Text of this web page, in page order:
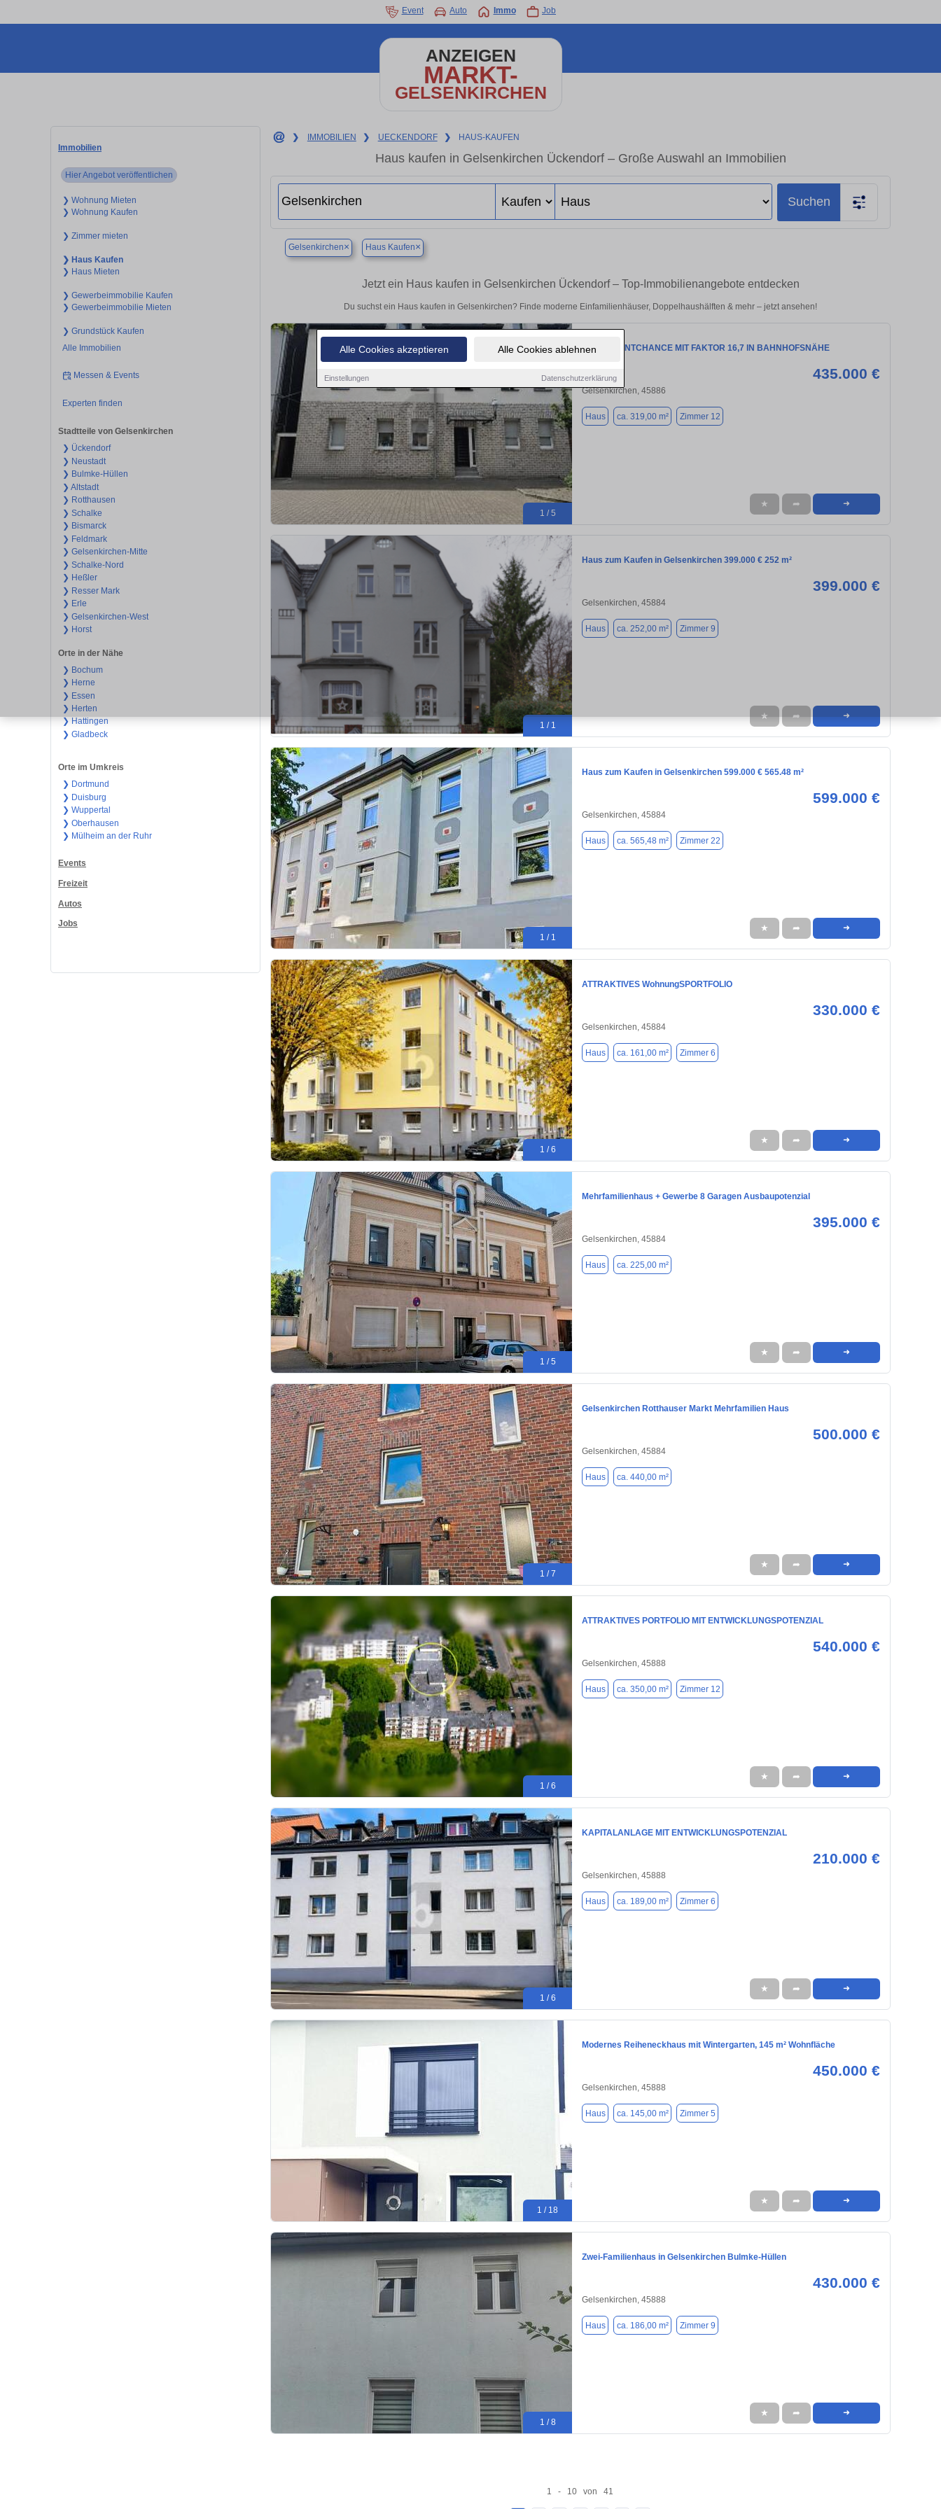
Alle Cookies akzeptieren Alle Cookies ablehnen
Einstellungen Datenschutzerklärung
Event Auto Immo Job
ANZEIGEN
MARKT-
GELSENKIRCHEN
Immobilien
Hier Angebot veröffentlichen
❯ Wohnung Mieten
❯ Wohnung Kaufen
❯ Zimmer mieten
❯ Haus Kaufen
❯ Haus Mieten
❯ Gewerbeimmobilie Kaufen
❯ Gewerbeimmobilie Mieten
❯ Grundstück Kaufen
Alle Immobilien
Messen & Events
Experten finden
Stadtteile von Gelsenkirchen
❯ Ückendorf
❯ Neustadt
❯ Bulmke-Hüllen
❯ Altstadt
❯ Rotthausen
❯ Schalke
❯ Bismarck
❯ Feldmark
❯ Gelsenkirchen-Mitte
❯ Schalke-Nord
❯ Heßler
❯ Resser Mark
❯ Erle
❯ Gelsenkirchen-West
❯ Horst
Orte in der Nähe
❯ Bochum
❯ Herne
❯ Essen
❯ Herten
❯ Hattingen
❯ Gladbeck
Orte im Umkreis
❯ Dortmund
❯ Duisburg
❯ Wuppertal
❯ Oberhausen
❯ Mülheim an der Ruhr
Events
Freizeit
Autos
Jobs
❯ IMMOBILIEN ❯ UECKENDORF ❯ HAUS-KAUFEN
Haus kaufen in Gelsenkirchen Ückendorf – Große Auswahl an Immobilien
Suchen
Gelsenkirchen× Haus Kaufen×
Jetzt ein Haus kaufen in Gelsenkirchen Ückendorf – Top-Immobilienangebote entdecken
Du suchst ein Haus kaufen in Gelsenkirchen? Finde moderne Einfamilienhäuser, Doppelhaushälften & mehr – jetzt ansehen!
1 / 5
INVESTMENTCHANCE MIT FAKTOR 16,7 IN BAHNHOFSNÄHE
435.000 €
Gelsenkirchen, 45886
Haus ca. 319,00 m² Zimmer 12
★ ➦ ➜
1 / 1
Haus zum Kaufen in Gelsenkirchen 399.000 € 252 m²
399.000 €
Gelsenkirchen, 45884
Haus ca. 252,00 m² Zimmer 9
★ ➦ ➜
1 / 1
Haus zum Kaufen in Gelsenkirchen 599.000 € 565.48 m²
599.000 €
Gelsenkirchen, 45884
Haus ca. 565,48 m² Zimmer 22
★ ➦ ➜
1 / 6
ATTRAKTIVES WohnungSPORTFOLIO
330.000 €
Gelsenkirchen, 45884
Haus ca. 161,00 m² Zimmer 6
★ ➦ ➜
1 / 5
Mehrfamilienhaus + Gewerbe 8 Garagen Ausbaupotenzial
395.000 €
Gelsenkirchen, 45884
Haus ca. 225,00 m²
★ ➦ ➜
1 / 7
Gelsenkirchen Rotthauser Markt Mehrfamilien Haus
500.000 €
Gelsenkirchen, 45884
Haus ca. 440,00 m²
★ ➦ ➜
1 / 6
ATTRAKTIVES PORTFOLIO MIT ENTWICKLUNGSPOTENZIAL
540.000 €
Gelsenkirchen, 45888
Haus ca. 350,00 m² Zimmer 12
★ ➦ ➜
1 / 6
KAPITALANLAGE MIT ENTWICKLUNGSPOTENZIAL
210.000 €
Gelsenkirchen, 45888
Haus ca. 189,00 m² Zimmer 6
★ ➦ ➜
1 / 18
Modernes Reiheneckhaus mit Wintergarten, 145 m² Wohnfläche
450.000 €
Gelsenkirchen, 45888
Haus ca. 145,00 m² Zimmer 5
★ ➦ ➜
1 / 8
Zwei-Familienhaus in Gelsenkirchen Bulmke-Hüllen
430.000 €
Gelsenkirchen, 45888
Haus ca. 186,00 m² Zimmer 9
★ ➦ ➜
1 - 10 von 41